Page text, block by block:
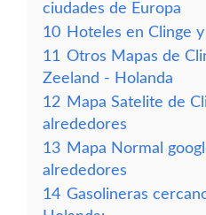
ciudades de Europa
10 Hoteles en Clinge
11 Otros Mapas de
Zeeland - Holanda
12 Mapa Satelite de
alrededores
13 Mapa Normal
alrededores
14 Gasolineras